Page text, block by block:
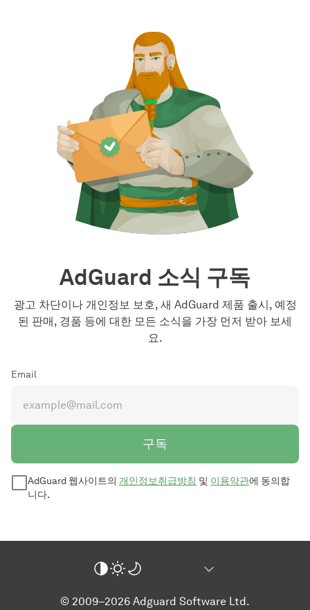
AdGuard 소식 구독
광고 차단이나 개인정보 보호, 새 AdGuard 제품 출시, 예정
된 판매, 경품 등에 대한 모든 소식을 가장 먼저 받아 보세
요.
Email
구독
AdGuard 웹사이트의 개인정보취급방침 및 이용약관에 동의합
니다.
© 2009–2026 Adguard Software Ltd.